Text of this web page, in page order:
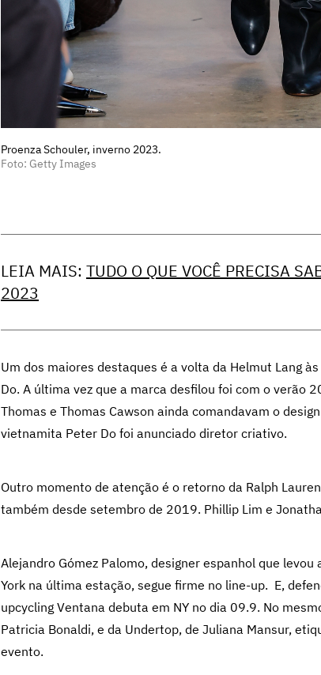
Proenza Schouler, inverno 2023.
Foto: Getty Images
LEIA MAIS: TUDO O QUE VOCÊ PRECISA
2023
Um dos maiores destaques é a volta da Helmut Lang
Do. A última vez que a marca desfilou foi com o verão
Thomas e Thomas Cawson ainda comandavam o
vietnamita Peter Do foi anunciado diretor criativo.
Outro momento de atenção é o retorno da Ralph
também desde setembro de 2019. Phillip Lim e
Alejandro Gómez Palomo, designer espanhol que levou
York na última estação, segue firme no line-up. E,
upcycling Ventana debuta em NY no dia 09.9. No
Patricia Bonaldi, e da Undertop, de Juliana Mansur,
evento.